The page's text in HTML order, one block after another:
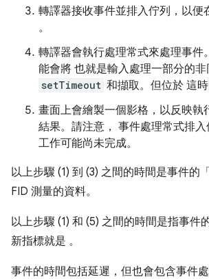
轉譯器接收事件並排入佇列，以便
。
轉譯器會執行處理常式來處理事件
能會將 也就是輸入處理一部分的
setTimeout 和擷取。但位於 這
畫面上會繪製一個影格，以反映執
結果。請注意， 事件處理常式排
工作可能尚未完成。
以上步驟 (1) 到 (3) 之間的時間是事件的
FID 測量的資料。
以上步驟 (1) 和 (5) 之間的時間是指事件
新指標就是 。
事件的時間包括延遲，但也會包含事件